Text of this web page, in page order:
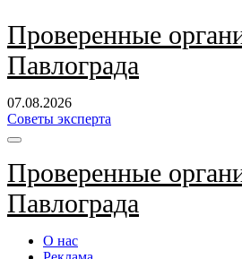
Перейти
к
содержанию
Проверенные
Павлограда
07.08.2026
Советы эксперта
Проверенные
Павлограда
О нас